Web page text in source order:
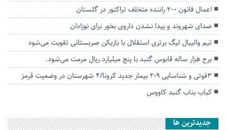
اعمال قانون ۲۰۰ راننده متخلف تراکتور در گلستان
صدای شهروند و پیدا نشدن داروی بخور برای نوزادان
تیم والیبال لیگ برتری استقلال با بازیکن صربستانی تقویت می‌شود
برج هزار ساله قابوس گنبد با پنج میلیارد ریال مرمت می‌شود.
۳فوتی و شناسایی ۲۰۹ بیمار جدید کرونا/۴ شهرستان در وضعیت قرمز
کباب بناب گنبد کاووس
جديدترين ها